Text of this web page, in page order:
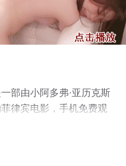
部由小阿多弗·亚历克斯
律宾电影，手机免费观
天堂电影网，更多相关